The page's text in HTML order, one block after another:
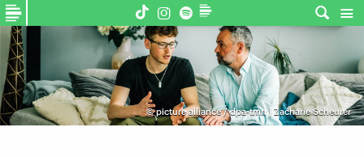
©picture alliance / dpa-tmn | Zacharie Scheurer